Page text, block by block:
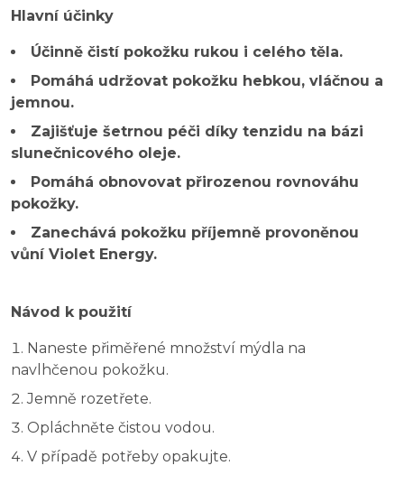
Hlavní účinky
Účinně čistí pokožku rukou i celého těla.
Pomáhá udržovat pokožku hebkou, vláčnou a
jemnou.
Zajišťuje šetrnou péči díky tenzidu na bázi
slunečnicového oleje.
Pomáhá obnovovat přirozenou rovnováhu
pokožky.
Zanechává pokožku příjemně provoněnou
vůní Violet Energy.
Návod k použití
Naneste přiměřené množství mýdla na
navlhčenou pokožku.
Jemně rozetřete.
Opláchněte čistou vodou.
V případě potřeby opakujte.